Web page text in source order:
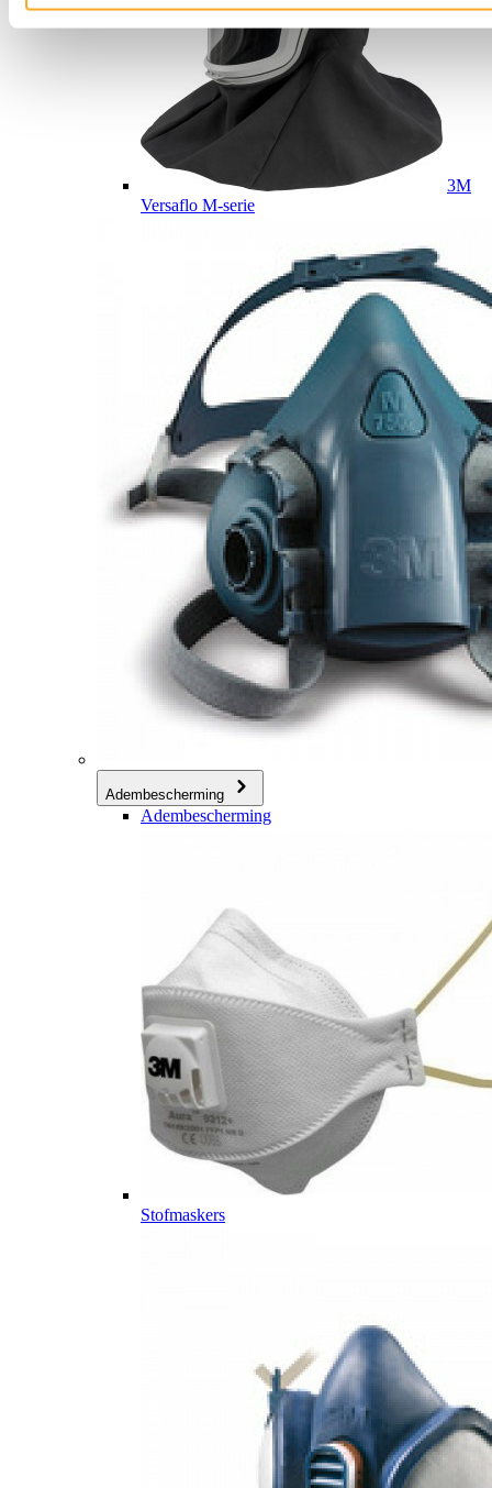
3M
Versaflo M-serie
Adembescherming
Adembescherming
Stofmaskers